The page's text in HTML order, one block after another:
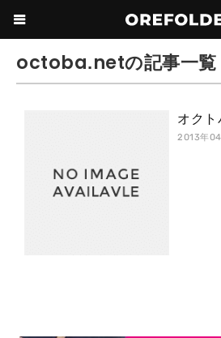
octoba.netの記事一覧
オク
2013年